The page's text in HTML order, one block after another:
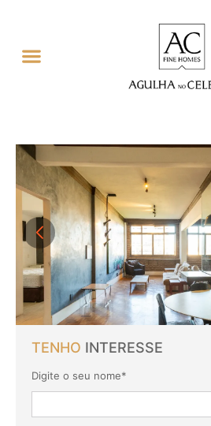
TENHO INTERESSE
Digite o seu nome*